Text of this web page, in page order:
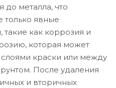
до металла, что
только явные
как коррозия и
которая может
краски или между
После удаления
и вторичных